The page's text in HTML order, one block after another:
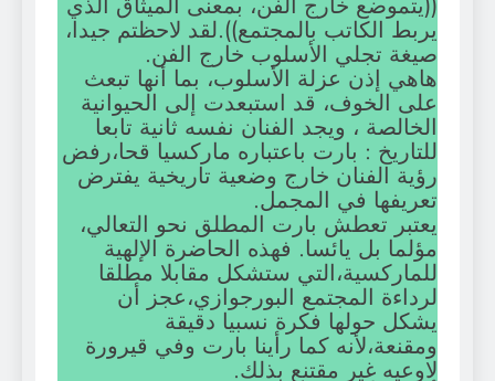
يربط الكاتب بالمجتمع)).لقد لاحظتم جيدا،
صيغة تجلي الأسلوب خارج الفن.
هاهي إذن عزلة الأسلوب، بما أنها تبعث
على الخوف، قد استبعدت إلى الحيوانية
الخالصة ، ويجد الفنان نفسه ثانية تابعا
للتاريخ : بارت باعتباره ماركسيا قحا،رفض
رؤية الفنان خارج وضعية تاريخية يفترض
تعريفها في المجمل.
يعتبر تعطش بارت المطلق نحو التعالي،
مؤلما بل يائسا. فهذه الحاضرة الإلهية
للماركسية،التي ستشكل مقابلا مطلقا
لرداءة المجتمع البورجوازي،عجز أن
يشكل حولها فكرة نسبيا دقيقة
ومقنعة،لأنه كما رأينا بارت وفي قيرورة
لاوعيه غير مقتنع بذلك.